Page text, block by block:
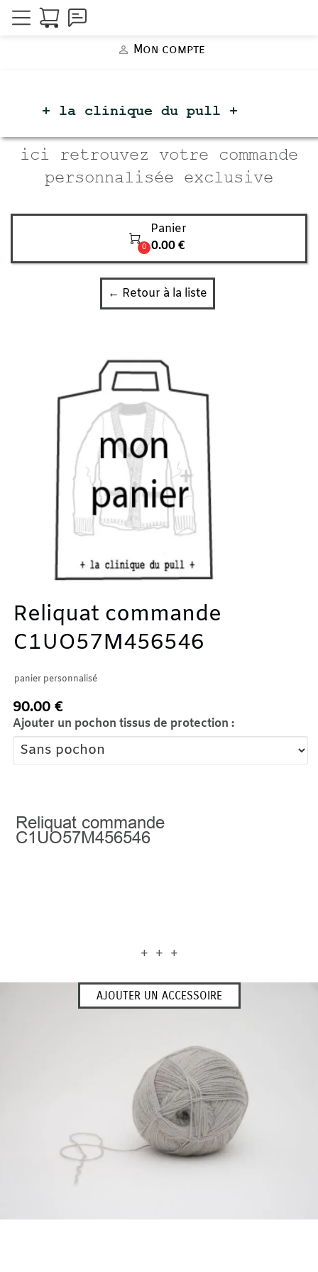
person_outline Mon compte
+ la clinique dupull +
ici retrouvez votre commande
personnalisée exclusive

0
Panier
0.00 €
← Retour à la liste
Reliquat commande
C1UO57M456546
panier personnalisé
90.00 €
Ajouter un pochon tissus de protection :
Reliquat commande
C1UO57M456546
+ + +
AJOUTER UN ACCESSOIRE